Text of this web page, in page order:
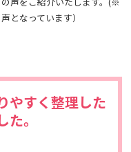
となっています）
やすく整理した
。